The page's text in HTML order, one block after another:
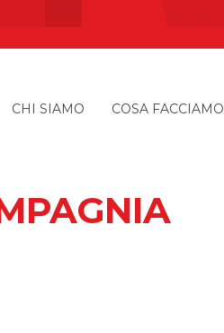
CHI SIAMO COSA FACCIAMO